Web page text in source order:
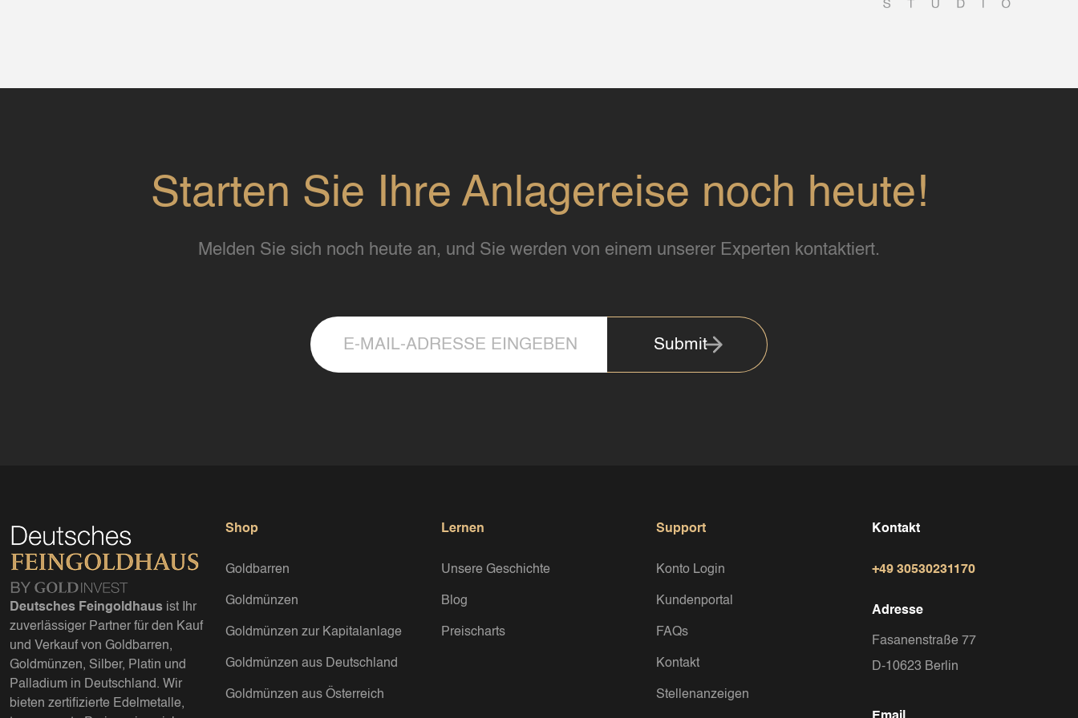
Starten Sie Ihre Anlagereise noch heute!
Melden Sie sich noch heute an, und Sie werden von einem unserer Experten kontaktiert.
Submit
Deutsches Feingoldhaus ist Ihr
zuverlässiger Partner für den Kauf
und Verkauf von Goldbarren,
Goldmünzen, Silber, Platin und
Palladium in Deutschland. Wir
bieten zertifizierte Edelmetalle,
Shop
Goldbarren
Goldmünzen
Goldmünzen zur Kapitalanlage
Goldmünzen aus Deutschland
Goldmünzen aus Österreich
Lernen
Unsere Geschichte
Blog
Preischarts
Support
Konto Login
Kundenportal
FAQs
Kontakt
Stellenanzeigen
Kontakt
+49 30530231170
Adresse
Fasanenstraße 77
D-10623 Berlin